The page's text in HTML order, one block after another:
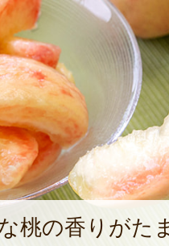
きました。大きく
ビックリしました
りと甘みが強くて
は間違いない😄💕
2023年10月07
桃を買って食べま
桃の香りが